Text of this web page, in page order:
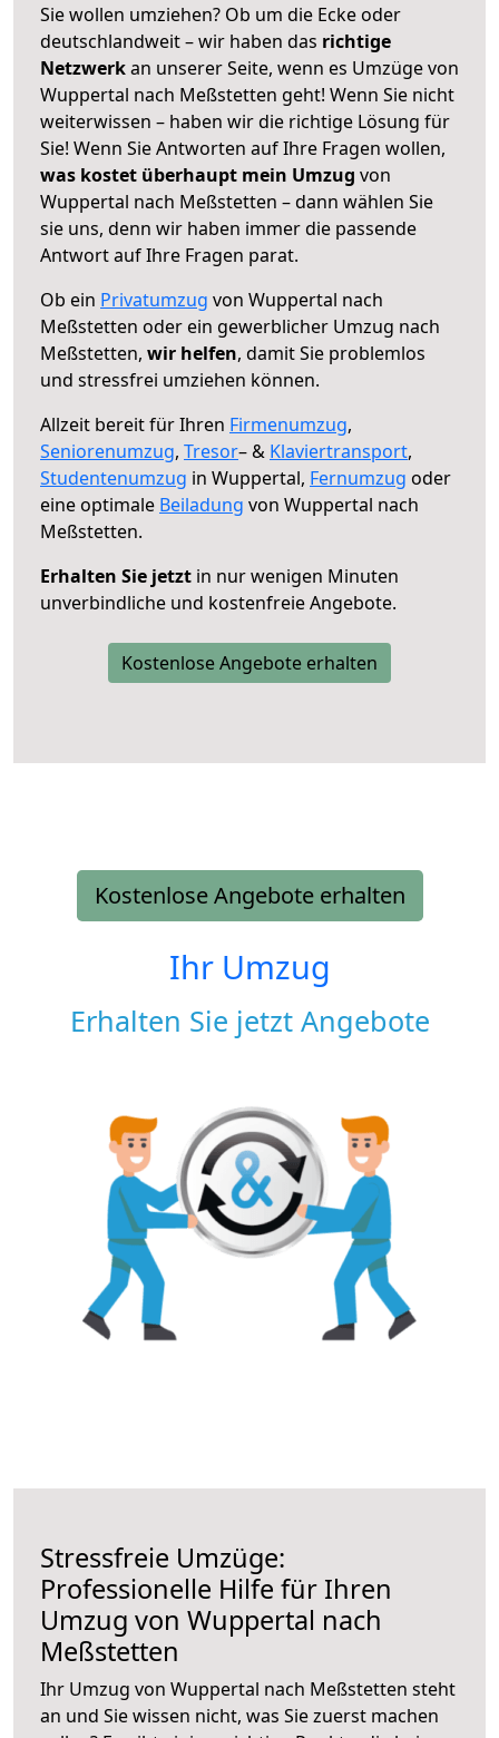
Sie wollen umziehen? Ob um die Ecke oder
deutschlandweit – wir haben das richtige
Netzwerkan unserer Seite, wenn es Umzüge von
Wuppertal nach Meßstetten geht! Wenn Sie nicht
weiterwissen – haben wir die richtige Lösung für
Sie! Wenn Sie Antworten auf Ihre Fragen wollen,
was kostet überhaupt mein Umzug von
Wuppertal nach Meßstetten – dann wählen Sie
sie uns, denn wir haben immer die passende
Antwort auf Ihre Fragen parat.
Ob ein Privatumzug von Wuppertal nach
Meßstetten oder ein gewerblicher Umzug nach
Meßstetten, wir helfen, damit Sie problemlos
und stressfrei umziehen können.
Allzeit bereit für Ihren Firmenumzug,
Seniorenumzug, Tresor– & Klaviertransport,
Studentenumzug in Wuppertal, Fernumzug oder
eine optimale Beiladung von Wuppertal nach
Meßstetten.
Erhalten Sie jetzt in nur wenigen Minuten
unverbindliche und kostenfreie Angebote.
Kostenlose Angebote erhalten
Kostenlose Angebote erhalten
Ihr Umzug
Erhalten Sie jetzt Angebote
Stressfreie Umzüge:
Professionelle Hilfe für Ihren
Umzug von Wuppertal nach
Meßstetten
Ihr Umzug von Wuppertal nach Meßstetten steht
an und Sie wissen nicht, was Sie zuerst machen